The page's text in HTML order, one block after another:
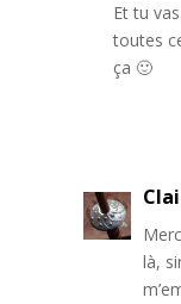
Et tu
toutes
ça 🙂
là,